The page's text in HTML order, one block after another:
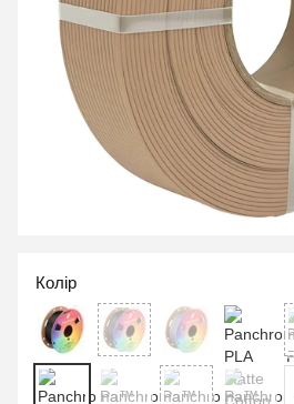
Колір